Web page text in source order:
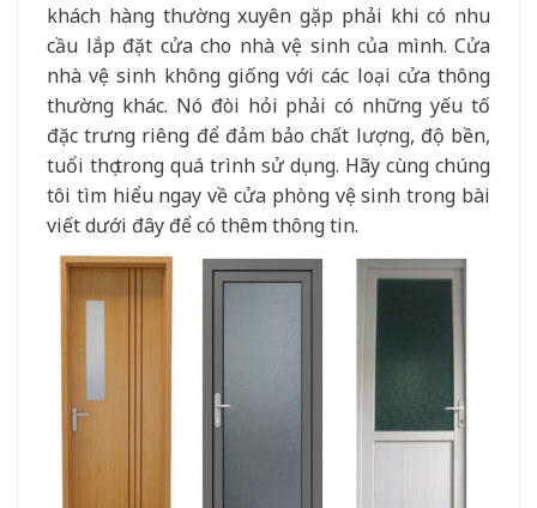
khách hàng thường xuyên gặp phải khi có nhu
cầu lắp đặt cửa cho nhà vệ sinh của mình. Cửa
nhà vệ sinh không giống với các loại cửa thông
thường khác. Nó đòi hỏi phải có những yếu tố
đặc trưng riêng để đảm bảo chất lượng, độ bền,
tuổi thọ trong quá trình sử dụng. Hãy cùng chúng
tôi tìm hiểu ngay về cửa phòng vệ sinh trong bài
viết dưới đây để có thêm thông tin.